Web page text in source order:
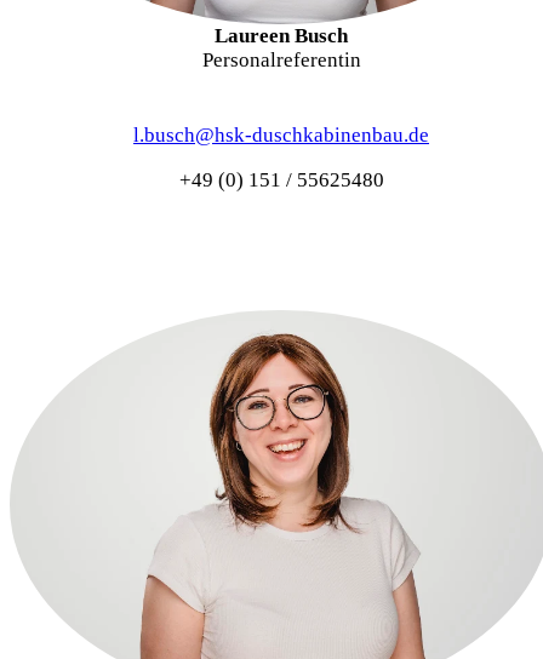
Laureen Busch
Personalreferentin
l.busch@hsk-duschkabinenbau.de
+49 (0) 151 / 55625480